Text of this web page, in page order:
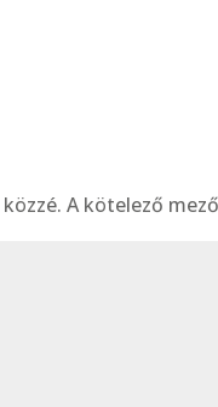
A kötelező